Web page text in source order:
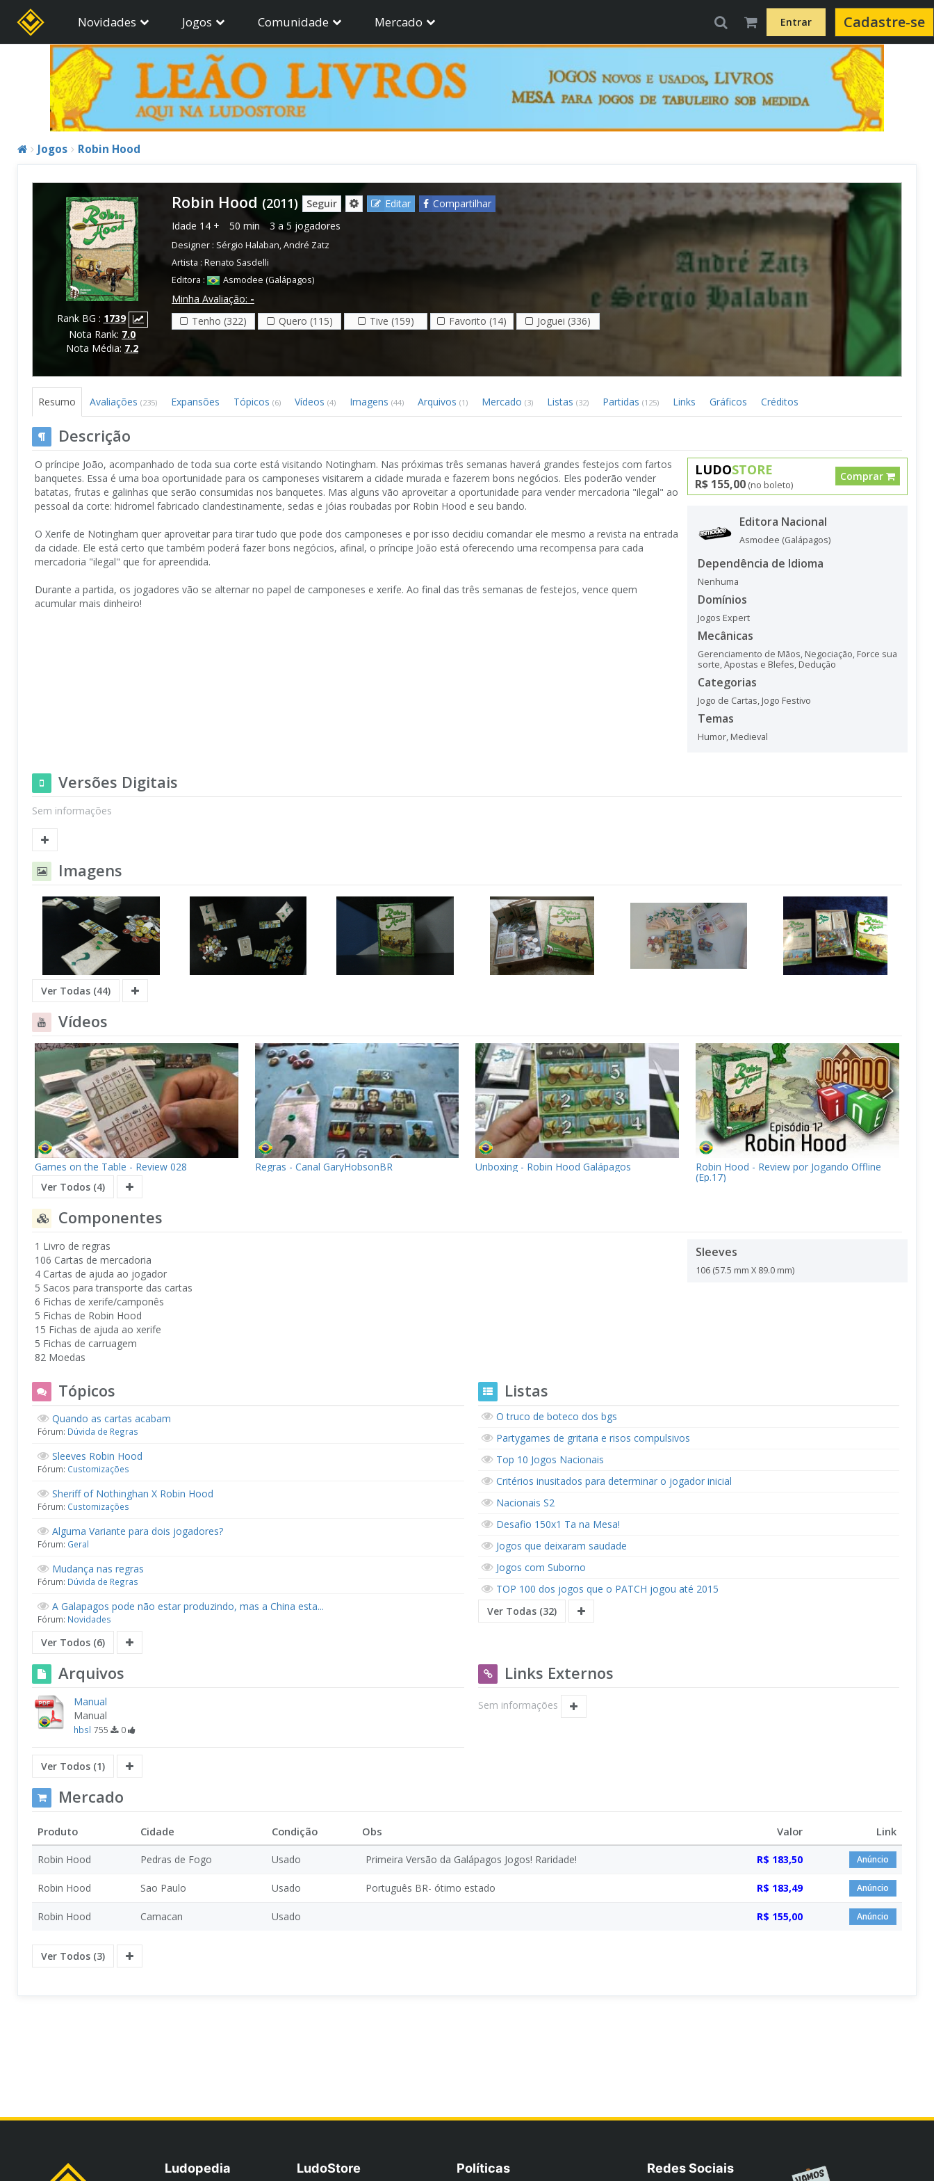
Novidades Jogos Comunidade Mercado Entrar Cadastre-se
Jogos Robin Hood
Rank BG : 1739
Nota Rank: 7.0
Nota Média: 7.2
Robin Hood (2011) Seguir Editar
Compartilhar
Idade 14 + 50 min 3 a 5 jogadores
Designer : Sérgio Halaban,André Zatz
Artista : Renato Sasdelli
Editora :
Asmodee (Galápagos)
Minha Avaliação: -
Tenho (322)
Quero (115) Tive (159) Favorito (14) Joguei (336)
Resumo Avaliações (235) Expansões Tópicos (6) Vídeos (4) Imagens (44) Arquivos (1) Mercado (3) Listas (32) Partidas (125) Links Gráficos Créditos
Descrição
O príncipe João, acompanhado de toda sua corte está visitando Notingham. Nas próximas três semanas haverá grandes festejos com fartos
banquetes. Essa é uma boa oportunidade para os camponeses visitarem a cidade murada e fazerem bons negócios. Eles poderão vender
batatas, frutas e galinhas que serão consumidas nos banquetes. Mas alguns vão aproveitar a oportunidade para vender mercadoria "ilegal" ao
pessoal da corte: hidromel fabricado clandestinamente, sedas e jóias roubadas por Robin Hood e seu bando.
O Xerife de Notingham quer aproveitar para tirar tudo que pode dos camponeses e por isso decidiu comandar ele mesmo a revista na entrada
da cidade. Ele está certo que também poderá fazer bons negócios, afinal, o príncipe João está oferecendo uma recompensa para cada
mercadoria "ilegal" que for apreendida.
Durante a partida, os jogadores vão se alternar no papel de camponeses e xerife. Ao final das três semanas de festejos, vence quem
acumular mais dinheiro!
LUDOSTORE
R$ 155,00 (no boleto)
Comprar
Editora Nacional
Asmodee (Galápagos)
Dependência de Idioma
Nenhuma
Domínios
Jogos Expert
Mecânicas
Gerenciamento de Mãos, Negociação, Force sua
sorte,Apostas e Blefes, Dedução
Categorias
Jogo de Cartas, Jogo Festivo
Temas
Humor, Medieval
Versões Digitais
Sem informações
Imagens
Ver Todas (44)
Vídeos
Games on the Table - Review 028 Regras - Canal GaryHobsonBR Unboxing - Robin Hood Galápagos Robin Hood - Review por Jogando Offline
(Ep.17)
Ver Todos (4)
Componentes
1 Livro de regras
106 Cartas de mercadoria
4 Cartas de ajuda ao jogador
5 Sacos para transporte das cartas
6 Fichas de xerife/camponês
5 Fichas de Robin Hood
15 Fichas de ajuda ao xerife
5 Fichas de carruagem
82 Moedas
Sleeves
106 (57.5 mm X 89.0 mm)
Tópicos
Quando as cartas acabam
Fórum: Dúvida de Regras
Sleeves Robin Hood
Fórum: Customizações
Sheriff of Nothinghan X Robin Hood
Fórum: Customizações
Alguma Variante para dois jogadores?
Fórum: Geral
Mudança nas regras
Fórum: Dúvida de Regras
A Galapagos pode não estar produzindo, mas a China esta...
Fórum: Novidades
Ver Todos (6)
Listas
O truco de boteco dos bgs
Partygames de gritaria e risos compulsivos
Top 10 Jogos Nacionais
Critérios inusitados para determinar o jogador inicial
Nacionais S2
Desafio 150x1 Ta na Mesa!
Jogos que deixaram saudade
Jogos com Suborno
TOP 100 dos jogos que o PATCH jogou até 2015
Ver Todas (32)
Arquivos
Manual
Manual
hbsl 755 0
Ver Todos (1)
Links Externos
Sem informações
Mercado
Produto Cidade Condição Obs Valor Link
Robin Hood Pedras de Fogo Usado Primeira Versão da Galápagos Jogos! Raridade! R$ 183,50 Anúncio
Robin Hood Sao Paulo Usado Português BR- ótimo estado R$ 183,49 Anúncio
Robin Hood Camacan Usado R$ 155,00 Anúncio
Ver Todos (3)
Ludopedia LudoStore Políticas Redes Sociais